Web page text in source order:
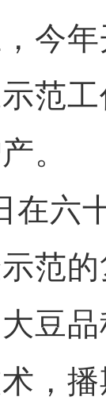
今
范
。
六
范
豆
，